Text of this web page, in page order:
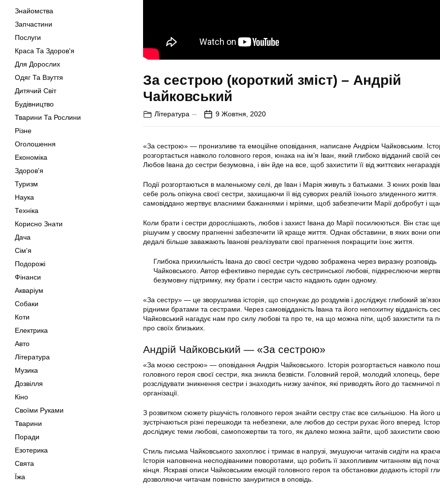
Знайомства
Запчастини
Послуги
Краса Та Здоров'я
Для Дорослих
Одяг Та Взуття
Дитячий Світ
Будівництво
Тварини Та Рослини
Різне
Оголошення
Економіка
Здоров'я
Туризм
Наука
Техніка
Корисно Знати
Дача
Сім'я
Подорожі
Фінанси
Акваріум
Собаки
Коти
Електрика
Авто
Література
Музика
Дозвілля
Кіно
Своїми Руками
Тварини
Поради
Езотерика
Свята
Їжа
За сестрою (короткий зміст) – Андрій
Чайковський
Література 9 Жовтня, 2020
«За сестрою» — пронизливе та емоційне оповідання, написане Андрієм Чайковським.
розгортається навколо головного героя, юнака на ім’я Іван, який глибоко відданий своїй
Любов Івана до сестри безумовна, і він йде на все, щоб захистити її від життєвих
Події розгортаються в маленькому селі, де Іван і Марія живуть з батьками. З юних років
себе роль опікуна своєї сестри, захищаючи її від суворих реалій їхнього злиденного життя.
самовіддано жертвує власними бажаннями і мріями, щоб забезпечити Марії добробут і
Коли брати і сестри дорослішають, любов і захист Івана до Марії посилюються. Він стає
рішучим у своєму прагненні забезпечити їй краще життя. Однак обставини, в яких вони
дедалі більше заважають Іванові реалізувати свої прагнення покращити їхнє життя.
Глибока прихильність Івана до своєї сестри чудово зображена через виразну розповідь
Чайковського. Автор ефективно передає суть сестринської любові, підкреслюючи
безумовну підтримку, яку брати і сестри часто надають один одному.
«За сестру» — це зворушлива історія, що спонукає до роздумів і досліджує глибокий
рідними братами та сестрами. Через самовідданість Івана та його непохитну відданість
Чайковський нагадує нам про силу любові та про те, на що можна піти, щоб захистити та
про своїх близьких.
Андрій Чайковський — «За сестрою»
«За моєю сестрою» — оповідання Андрія Чайковського. Історія розгортається навколо
головного героя своєї сестри, яка зникла безвісти. Головний герой, молодий хлопець,
розслідувати зникнення сестри і знаходить низку зачіпок, які приводять його до таємничої
організації.
З розвитком сюжету рішучість головного героя знайти сестру стає все сильнішою. На його
зустрічаються різні перешкоди та небезпеки, але любов до сестри рухає його вперед.
досліджує теми любові, самопожертви та того, як далеко можна зайти, щоб захистити свою
Стиль письма Чайковського захоплює і тримає в напрузі, змушуючи читачів сидіти на
Історія наповнена несподіваними поворотами, що робить її захопливим читанням від
кінця. Яскраві описи Чайковським емоцій головного героя та обстановки додають історії
дозволяючи читачам повністю зануритися в оповідь.